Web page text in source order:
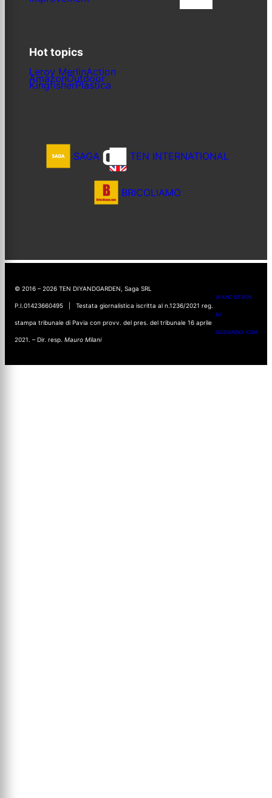
Hot topics
Leroy MerlinAction
AmazonOutdoor
KingfisherPlastica
SAGA TEN INTERNATIONAL
BRICOLIAMO
© 2016 – 2026 TEN DIYANDGARDEN, Saga SRL
P.I.01423660495 | Testata giornalistica iscritta al n.1236/2021 reg.
stampa tribunale di Pavia con provv. del pres. del tribunale 16 aprile
2021. – Dir. resp. Mauro Milani
UI AND DESIGN
BY
GIUDANSKY.COM